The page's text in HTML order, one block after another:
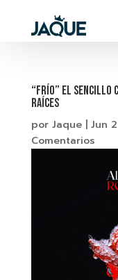
“Frío” el sencillo
raíces
por Jaque| Jun
Comentarios